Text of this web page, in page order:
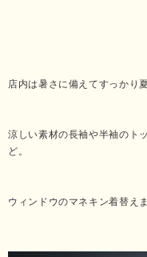
店内は暑さに備えてすっかり
涼しい素材の長袖や半袖のト
ど。
ウィンドウのマネキン着替えま